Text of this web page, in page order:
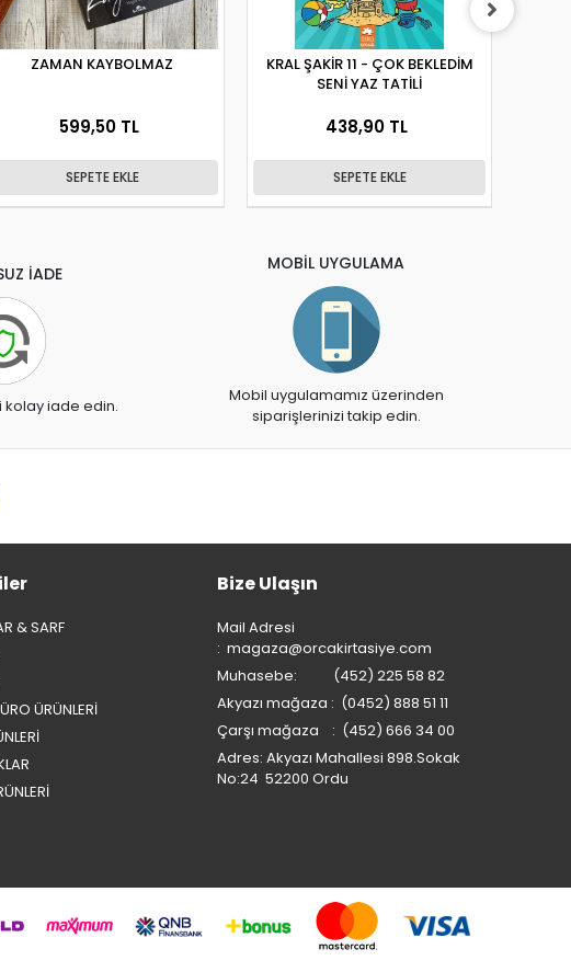
ZAMAN KAYBOLMAZ
599,50 TL
SEPETE EKLE
KRAL ŞAKİR 11 - ÇOK BEKLEDİM
SENİ YAZ TATİLİ
438,90 TL
SEPETE EKLE
İADE
kolay iade edin.
MOBİL UYGULAMA
Mobil uygulamamız üzerinden
siparişlerinizi takip edin.
& SARF
ÜRÜNLERİ
Bize Ulaşın
Mail Adresi
: magaza@orcakirtasiye.com
Muhasebe: (452) 225 58 82
Akyazı mağaza : (0452) 888 51 11
Çarşı mağaza : (452) 666 34 00
Adres: Akyazı Mahallesi 898.Sokak
No:24 52200 Ordu